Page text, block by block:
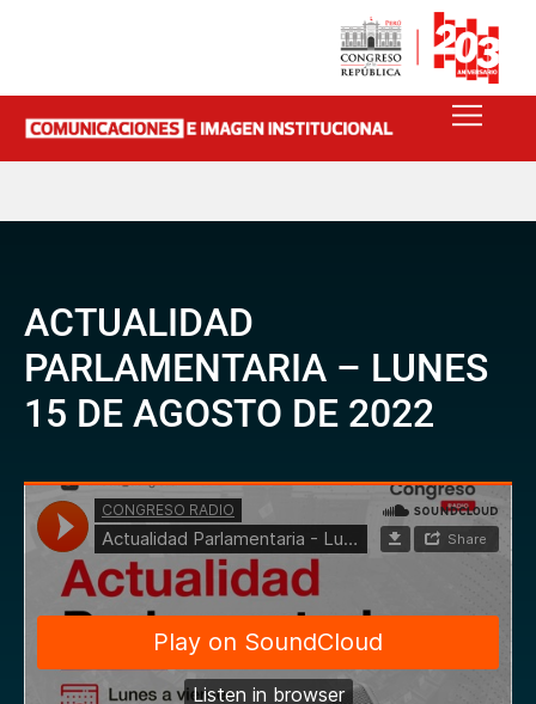
ACTUALIDAD
PARLAMENTARIA – LUNES
15 DE AGOSTO DE 2022